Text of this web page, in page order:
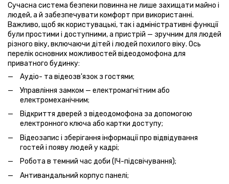
Сучасна система безпеки повинна не лише захищати майно і
людей, а й забезпечувати комфорт при використанні.
Важливо, щоб як користувацькі, так і адміністративні функції
були простими і доступними, а пристрій — зручним для людей
різного віку, включаючи дітей і людей похилого віку. Ось
перелік основних можливостей відеодомофона для
приватного будинку:
Аудіо- та відеозв'язок з гостями;
Управління замком — електромагнітним або
електромеханічним;
Відкриття дверей з відеодомофона за допомогою
електронного ключа або картки доступу;
Відеозапис і зберігання інформації про відвідування
гостей і появу людей у кадрі;
Робота в темний час доби (ІЧ-підсвічування);
Антивандальний корпус панелі;